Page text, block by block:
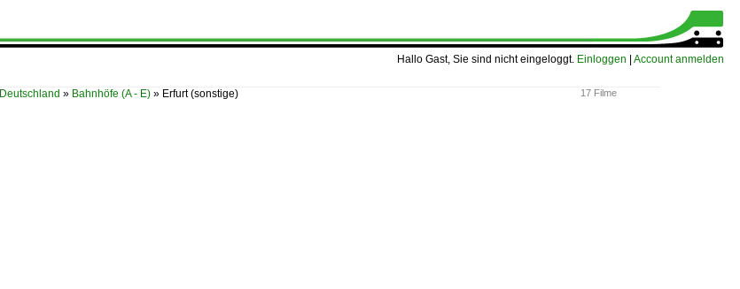
Hallo Gast, Sie sind nicht eingeloggt. Einloggen Account anmelden
17 Filme
Deutschland » Bahnhöfe (A - E) » Erfurt (sonstige)